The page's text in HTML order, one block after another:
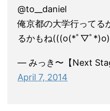
@to__daniel
俺京都の大学行ってる
るかもね(((o(*ﾟ▽ﾟ
— みっき〜【Next
April 7, 2014